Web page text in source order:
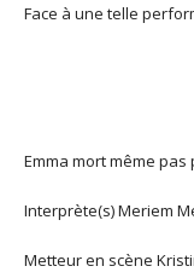
Face à une telle
Emma mort même pas
Interprète(s)Meriem
Metteur en scène